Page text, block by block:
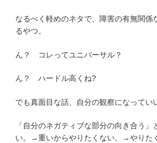
なるべく軽めのネタで、障害の有無関係
るやつ。
ん？ コレってユニバーサル？
ん？ ハードル高くね?
でも真面目な話、自分の観察になってい
「自分のネガティブな部分の向き合う」
い。→重いからやりたくない。→やりた